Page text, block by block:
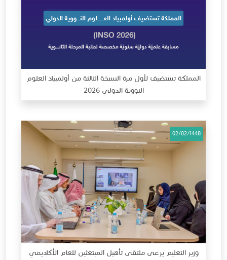
المملكة تستضيف لأول مرة النسخة الثالثة من أولمبياد العلوم
النووية الدولي 2026
02/02/1448
وزير التعليم يرعى ملتقى تأهيل المبتعثين للعام الأكاديمي